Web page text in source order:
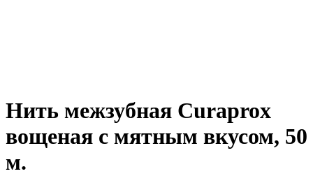
Нить межзубная Curaprox
вощеная с мятным вкусом, 50
м.